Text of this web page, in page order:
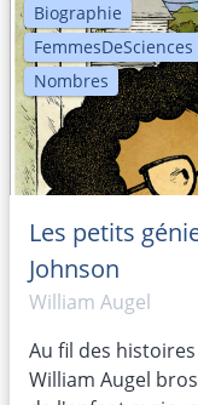
Biographie
FemmesDeSciences
Nombres
Les petits
Johnson
William Augel
Au fil des
William Augel